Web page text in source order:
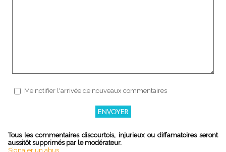
Me notifier l'arrivée de nouveaux commentaires
Tous les commentaires discourtois, injurieux ou diffamatoires seront
aussitôt supprimés par le modérateur.
Signaler un abus